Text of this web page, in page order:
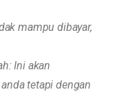
mampu dibayar,
Ini akan
tetapi dengan